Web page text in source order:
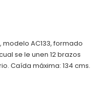
AC133, formado
se le unen 12 brazos
Caída máxima: 134 cms.